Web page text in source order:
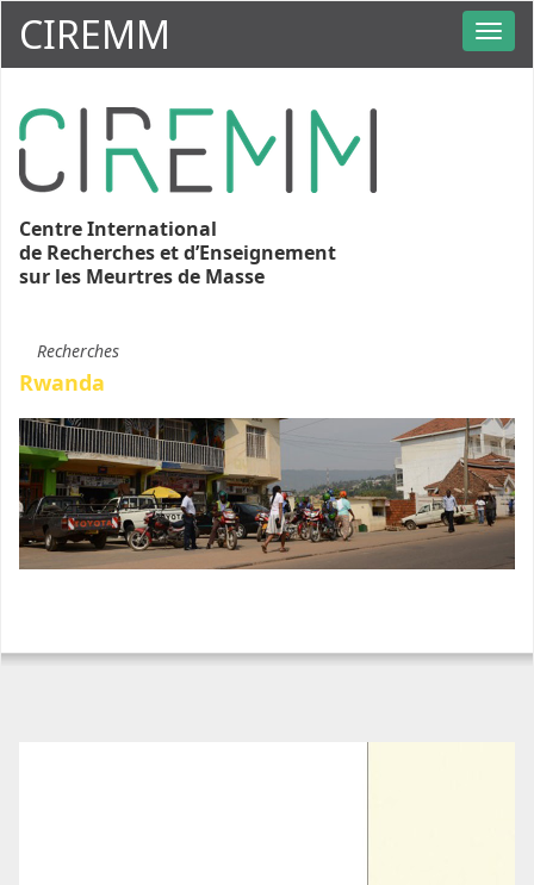
CIREMM
Centre International
de Recherches et d’Enseignement
sur les Meurtres de Masse
Recherches
Rwanda